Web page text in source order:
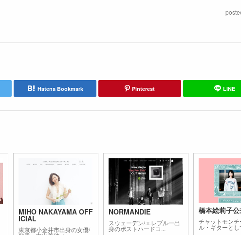
Hatena Bookmark Pinterest LINE
MIHO NAKAYAMA OFF
ICIAL
東京都小金井市出身の女優/
NORMANDIE
スウェーデン/エレブルー出
身のポストハードコ...
橋本絵莉子
チャットモンチ
ル・ギターとし